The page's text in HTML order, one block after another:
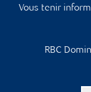
Vous tenir
RBC